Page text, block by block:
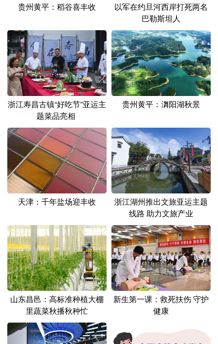
多语种频道
English Español Français عربى
Русский язык 日本語 한국어
Deutsch Português
贵州黄平：稻谷喜丰收
以军在约旦河西岸打死两名
巴勒斯坦人
浙江寿昌古镇“好吃节”亚运主
题菜品亮相
贵州黄平：㵲阳湖秋景
天津：千年盐场迎丰收
浙江湖州推出文旅亚运主题
线路 助力文旅产业
山东昌邑：高标准种植大棚
里蔬菜秋播秋种忙
新生第一课：救死扶伤 守护
健康